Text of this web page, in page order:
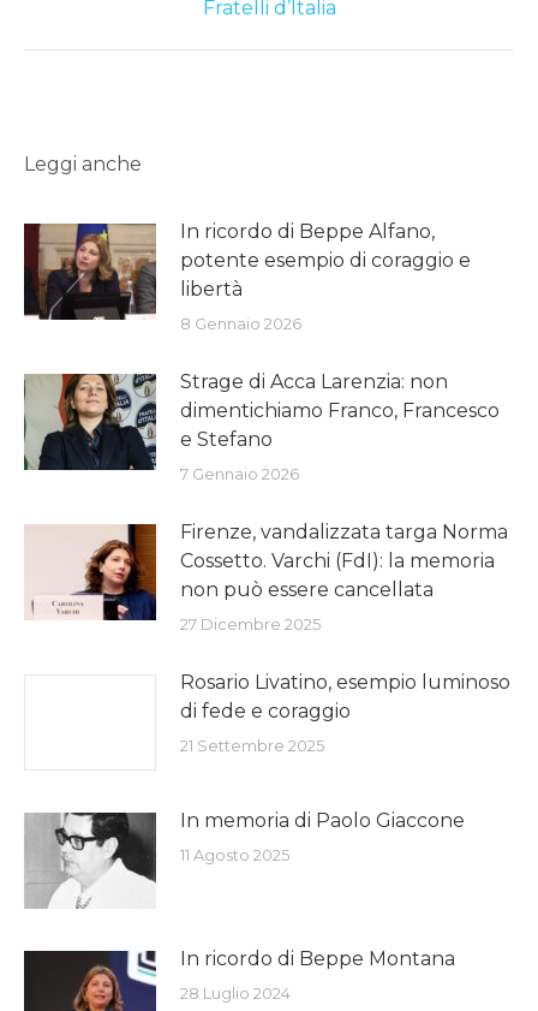
post:
Fratelli d’Italia
Leggi anche
In ricordo di Beppe Alfano,
potente esempio di coraggio e
libertà
8 Gennaio 2026
Strage di Acca Larenzia: non
dimentichiamo Franco, Francesco
e Stefano
7 Gennaio 2026
Firenze, vandalizzata targa Norma
Cossetto. Varchi (FdI): la memoria
non può essere cancellata
27 Dicembre 2025
Rosario Livatino, esempio luminoso
di fede e coraggio
21 Settembre 2025
In memoria di Paolo Giaccone
11 Agosto 2025
In ricordo di Beppe Montana
28 Luglio 2024